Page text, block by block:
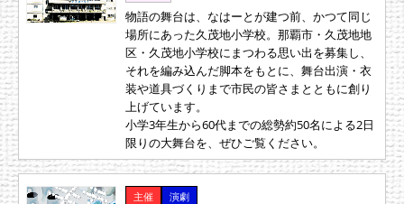
物語の舞台は、なはーとが建つ前、かつて同じ
場所にあった久茂地小学校。那覇市・久茂地地
区・久茂地小学校にまつわる思い出を募集し、
それを編み込んだ脚本をもとに、舞台出演・衣
装や道具づくりまで市民の皆さまとともに創り
上げています。
小学3年生から60代までの総勢約50名による2日
限りの大舞台を、ぜひご覧ください。
主催 演劇